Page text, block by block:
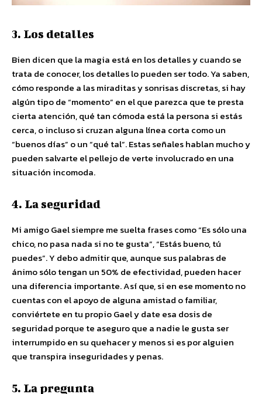
3. Los detalles
Bien dicen que la magia está en los detalles y cuando se
trata de conocer, los detalles lo pueden ser todo. Ya saben,
cómo responde a las miraditas y sonrisas discretas, si hay
algún tipo de “momento” en el que parezca que te presta
cierta atención, qué tan cómoda está la persona si estás
cerca, o incluso si cruzan alguna línea corta como un
“buenos días” o un “qué tal”. Estas señales hablan mucho y
pueden salvarte el pellejo de verte involucrado en una
situación incomoda.
4. La seguridad
Mi amigo Gael siempre me suelta frases como “Es sólo una
chico, no pasa nada si no te gusta”, “Estás bueno, tú
puedes”. Y debo admitir que, aunque sus palabras de
ánimo sólo tengan un 50% de efectividad, pueden hacer
una diferencia importante. Así que, si en ese momento no
cuentas con el apoyo de alguna amistad o familiar,
conviértete en tu propio Gael y date esa dosis de
seguridad porque te aseguro que a nadie le gusta ser
interrumpido en su quehacer y menos si es por alguien
que transpira inseguridades y penas.
5. La pregunta